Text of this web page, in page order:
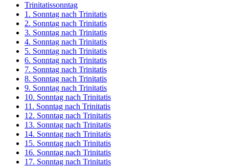
Trinitatissonntag
1. Sonntag nach Trinitatis
2. Sonntag nach Trinitatis
3. Sonntag nach Trinitatis
4. Sonntag nach Trinitatis
5. Sonntag nach Trinitatis
6. Sonntag nach Trinitatis
7. Sonntag nach Trinitatis
8. Sonntag nach Trinitatis
9. Sonntag nach Trinitatis
10. Sonntag nach Trinitatis
11. Sonntag nach Trinitatis
12. Sonntag nach Trinitatis
13. Sonntag nach Trinitatis
14. Sonntag nach Trinitatis
15. Sonntag nach Trinitatis
16. Sonntag nach Trinitatis
17. Sonntag nach Trinitatis